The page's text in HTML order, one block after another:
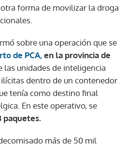
forma de movilizar la droga
sobre una operación que se
de PCA,en la provincia de
las unidades de inteligencia
dentro de un contenedor
tenía como destino final
En este operativo, se
paquetes.
más de 50 mil